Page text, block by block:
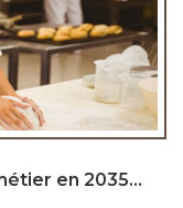
en 2035…